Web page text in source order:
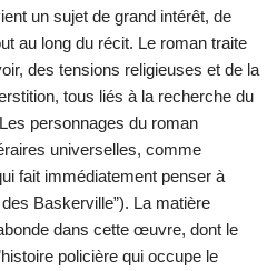
un sujet de grand intérêt, de
au long du récit. Le roman traite
des tensions religieuses et de la
tous liés à la recherche du
personnages du roman
universelles, comme
fait immédiatement penser à
Baskerville”). La matière
dans cette œuvre, dont le
policière qui occupe le